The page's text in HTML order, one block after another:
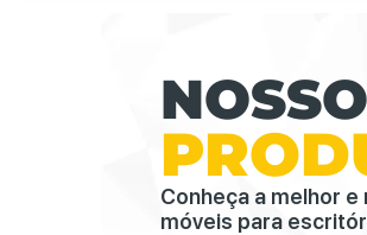
Conheça a melhor
móveis para